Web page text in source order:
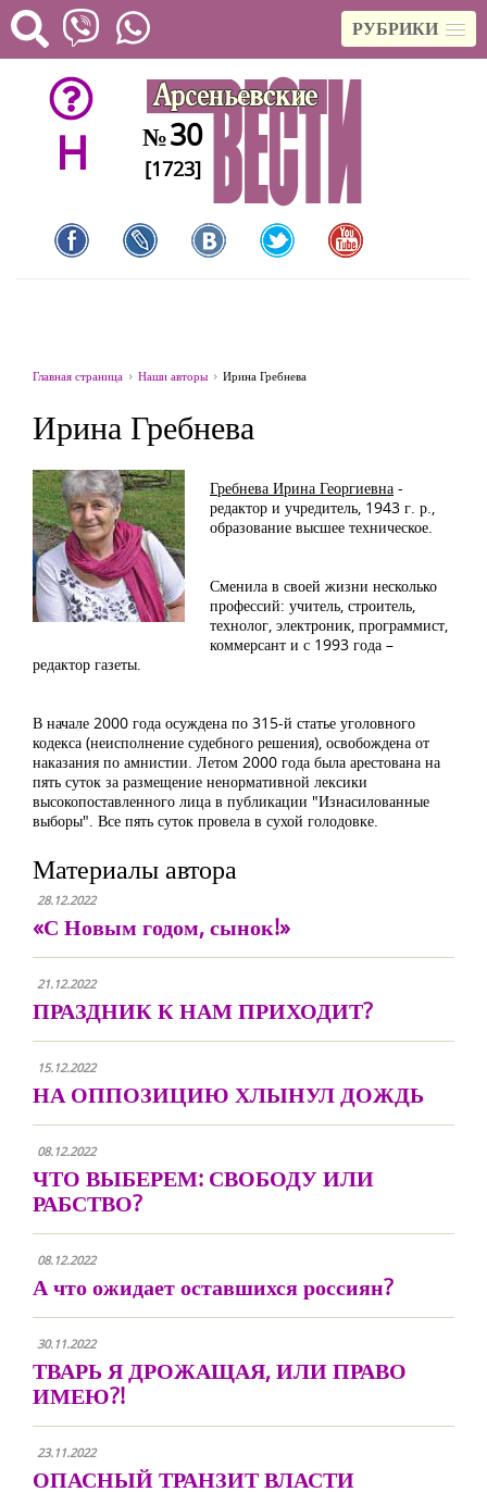
РУБРИКИ
H №30
[1723]
Главная страница Наши авторы Ирина Гребнева
Ирина Гребнева
Гребнева Ирина Георгиевна -
редактор и учредитель, 1943 г. р.,
образование высшее техническое.
Сменила в своей жизни несколько
профессий: учитель, строитель,
технолог, электроник, программист,
коммерсант и с 1993 года –
редактор газеты.
В начале 2000 года осуждена по 315-й статье уголовного
кодекса (неисполнение судебного решения), освобождена от
наказания по амнистии. Летом 2000 года была арестована на
пять суток за размещение ненормативной лексики
высокопоставленного лица в публикации "Изнасилованные
выборы". Все пять суток провела в сухой голодовке.
Материалы автора
28.12.2022
«С Новым годом, сынок!»
21.12.2022
ПРАЗДНИК К НАМ ПРИХОДИТ?
15.12.2022
НА ОППОЗИЦИЮ ХЛЫНУЛ ДОЖДЬ
08.12.2022
ЧТО ВЫБЕРЕМ: СВОБОДУ ИЛИ
РАБСТВО?
08.12.2022
А что ожидает оставшихся россиян?
30.11.2022
ТВАРЬ Я ДРОЖАЩАЯ, ИЛИ ПРАВО
ИМЕЮ?!
23.11.2022
ОПАСНЫЙ ТРАНЗИТ ВЛАСТИ